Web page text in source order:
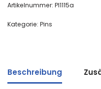
Artikelnummer: PI1115a
Kategorie: Pins
Beschreibung